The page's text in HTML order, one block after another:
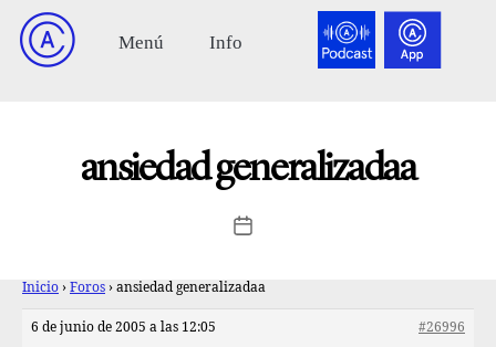
ansiedad generalizadaa
Inicio › Foros › ansiedad generalizadaa
6 de junio de 2005 a las 12:05
#26996